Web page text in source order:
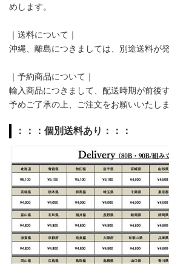
めします。
｜送料について｜
沖縄、離島につきましては、別途送料が
｜予約商品について｜
輸入商品につきまして、配送時期が前後
予めご了承の上、ご注文をお願いいたしま
：：：個別送料あり：：：